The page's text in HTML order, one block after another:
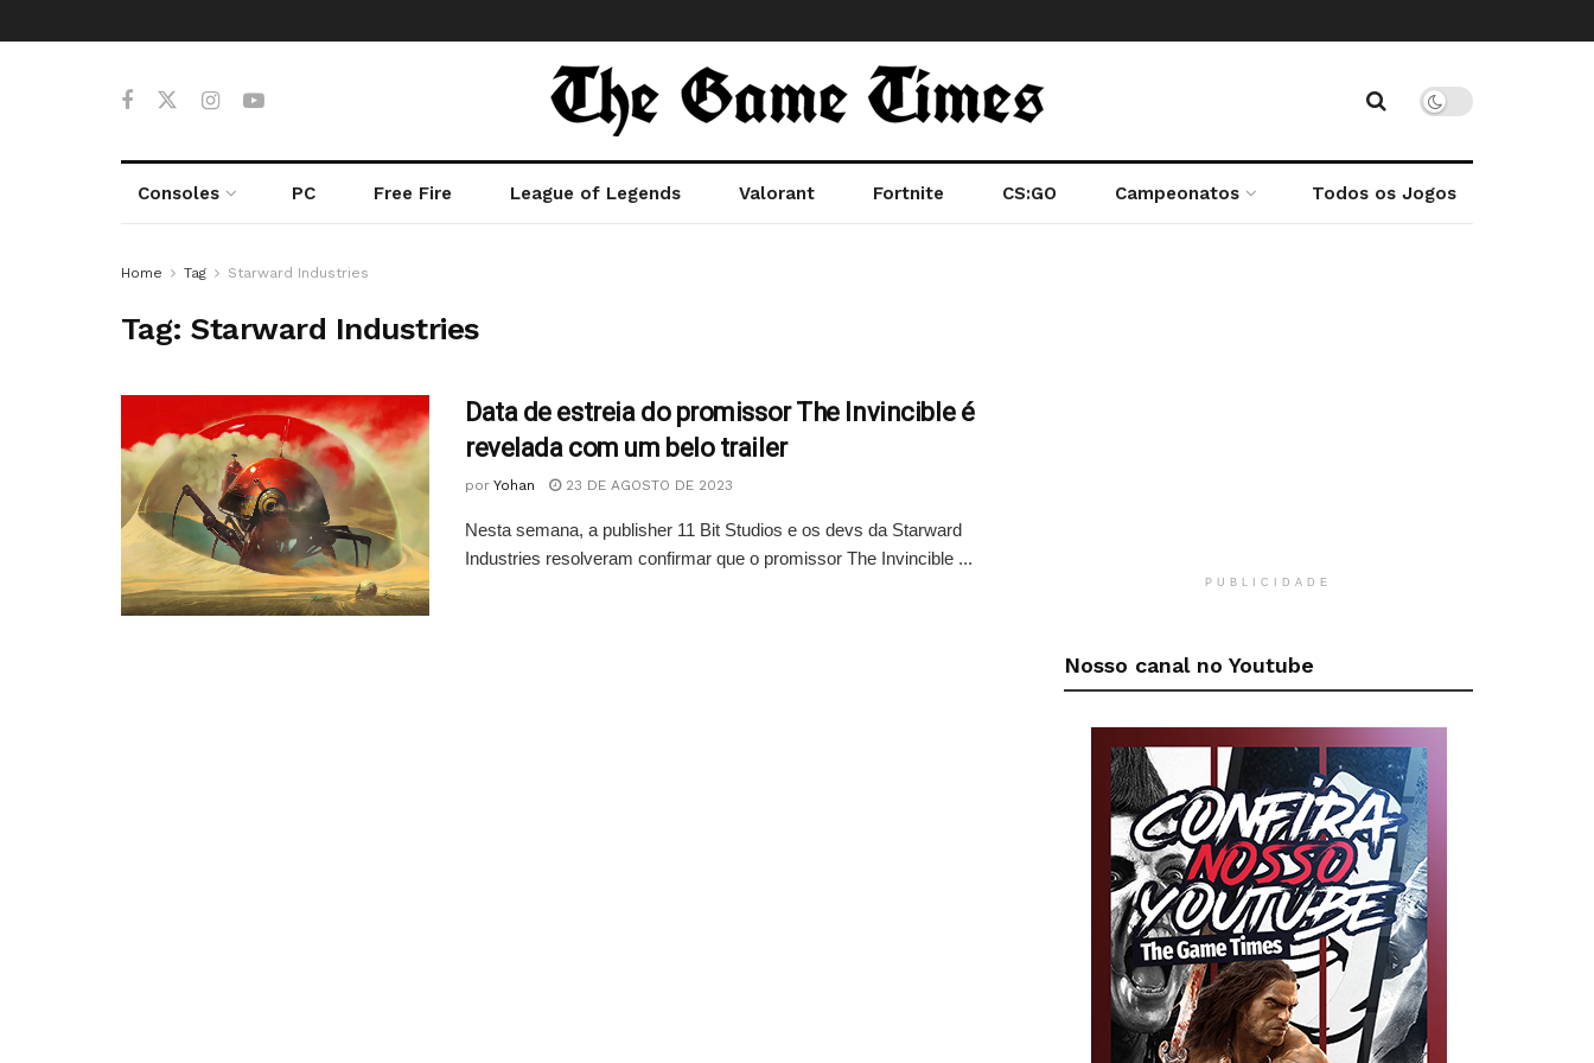
Consoles PC Free Fire League of Legends Valorant Fortnite CS:GO Campeonatos Todos os Jogos
Home Tag Starward Industries
Tag:Starward Industries
Data de estreia do promissor The Invincible é
revelada com um belo trailer
por Yohan 23 DE AGOSTO DE 2023
Nesta semana, a publisher 11 Bit Studios e os devs da Starward
Industries resolveram confirmar que o promissor The Invincible ...
PUBLICIDADE
Nosso canal no Youtube